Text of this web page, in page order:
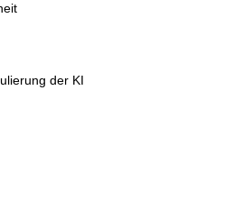
der KI